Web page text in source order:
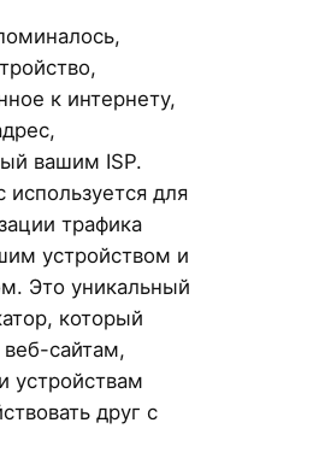
к интернету,
вашим ISP.
используется для
трафика
устройством и
Это уникальный
который
веб-сайтам,
устройствам
друг с